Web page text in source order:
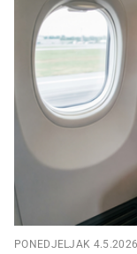
PONEDJELJAK